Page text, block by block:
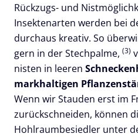
Rückzugs- und
Insektenarten werden bei
durchaus kreativ. So
gern in der Stechpalme, (3)
nisten in leeren
markhaltigen
Wenn wir Stauden erst im
zurückschneiden, können
Hohlraumbesiedler unter